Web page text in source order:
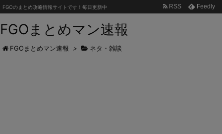
FGOまとめマン速報
FGOのまとめ攻略情報サイトです！毎日更新中 RSS Feedly
FGOまとめマン速報 > ネタ・雑談